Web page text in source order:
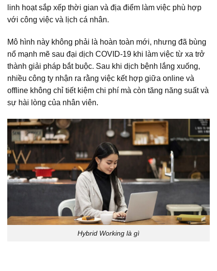
linh hoạt sắp xếp thời gian và địa điểm làm việc phù hợp
với công việc và lịch cá nhân.
Mô hình này không phải là hoàn toàn mới, nhưng đã bùng
nổ mạnh mẽ sau đại dịch COVID-19 khi làm việc từ xa trở
thành giải pháp bắt buộc. Sau khi dịch bệnh lắng xuống,
nhiều công ty nhận ra rằng việc kết hợp giữa online và
offline không chỉ tiết kiệm chi phí mà còn tăng năng suất và
sự hài lòng của nhân viên.
Hybrid Working là gì